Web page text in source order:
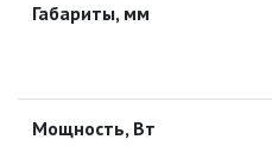
Габариты, мм
Мощность, Вт